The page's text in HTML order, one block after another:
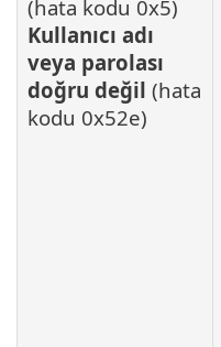
(hata kodu 0x5)
Kullanıcı adı
veya parolası
doğru değil (hata
kodu 0x52e)